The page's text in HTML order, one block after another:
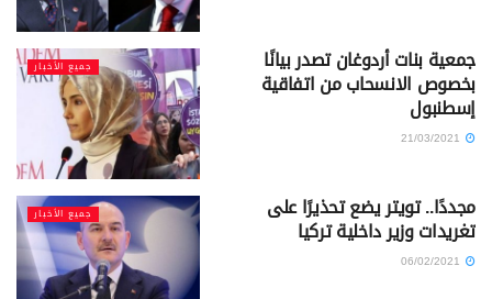
جميع الأخبار جمعية بنات أردوغان تصدر بيانًا
بخصوص الانسحاب من اتفاقية
إسطنبول
جميع الأخبار مجددًا.. تويتر يضع تحذيرًا على
تغريدات وزير داخلية تركيا